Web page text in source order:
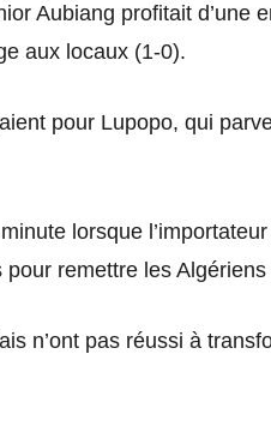
Aubiang profitait d’une
aux locaux (1-0).
pour Lupopo, qui
lorsque
remettre les
n’ont pas réussi à